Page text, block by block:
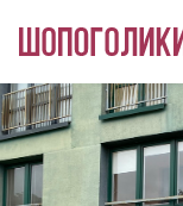
Перейти к